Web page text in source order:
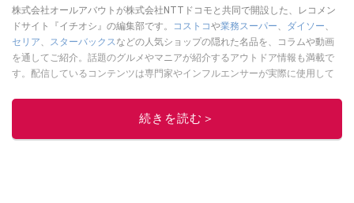
株式会社オールアバウトが株式会社NTTドコモと共同で開設した、レコメン
ドサイト『イチオシ』の編集部です。
コストコや業務スーパー、 ダイソー、
セリア、 スターバックスなどの人気ショップの隠れた名品を、コラムや動画
を通してご紹介。話題のグルメやマニアが紹介するアウトドア情報も満載で
す。配信しているコンテンツは専門家やインフルエンサーが実際に使用して
ニュースでフォロー
続きを読む＞